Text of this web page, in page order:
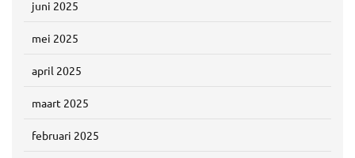
juni 2025
mei 2025
april 2025
maart 2025
februari 2025